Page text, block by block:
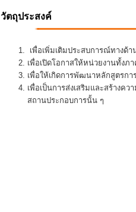
วัตถุประสงค์
เพื่อเพิ่มเติมประสบการณ์ทาง
เพื่อเปิดโอกาสให้หน่วยงานทั้ง
เพื่อให้เกิดการพัฒนาหลักสูตรก
เพื่อเป็นการส่งเสริมและสร้าง
สถานประกอบการนั้น ๆ